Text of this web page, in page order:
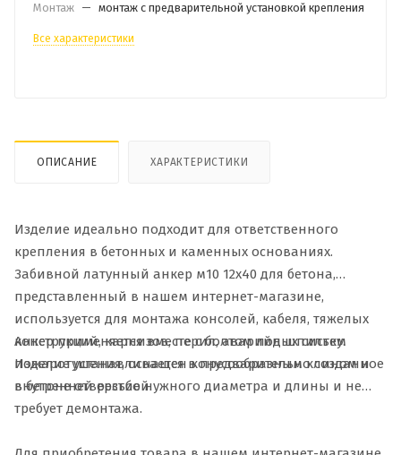
Монтаж — монтаж с предварительной установкой крепления
Все характеристики
ОПИСАНИЕ ХАРАКТЕРИСТИКИ
Изделие идеально подходит для ответственного
крепления в бетонных и каменных основаниях.
Забивной латунный анкер м10 12х40 для бетона,
представленный в нашем интернет-магазине,
используется для монтажа консолей, кабеля, тяжелых
конструкций, карнизов, перил, аварийных систем
пожаротушения, оснащен конусообразным клином и
внутренней резьбой.
Анкер применяется вместе с болтом под шпильку.
Изделие устанавливается в предварительно созданное
в бетоне отверстие нужного диаметра и длины и не
требует демонтажа.